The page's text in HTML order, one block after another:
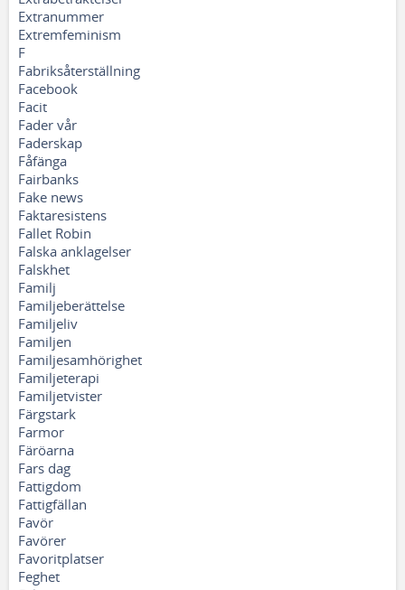
Extranummer
Extremfeminism
F
Fabriksåterställning
Facebook
Facit
Fader vår
Faderskap
Fåfänga
Fairbanks
Fake news
Faktaresistens
Fallet Robin
Falska anklagelser
Falskhet
Familj
Familjeberättelse
Familjeliv
Familjen
Familjesamhörighet
Familjeterapi
Familjetvister
Färgstark
Farmor
Färöarna
Fars dag
Fattigdom
Fattigfällan
Favör
Favörer
Favoritplatser
Feghet